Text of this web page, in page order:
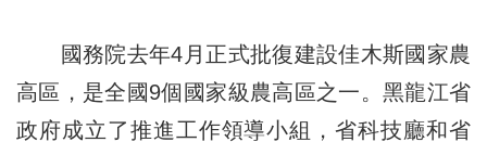
國務院去年4月正式批復建設佳木斯國家農
高區，是全國9個國家級農高區之一。黑龍江省
政府成立了推進工作領導小組，省科技廳和省